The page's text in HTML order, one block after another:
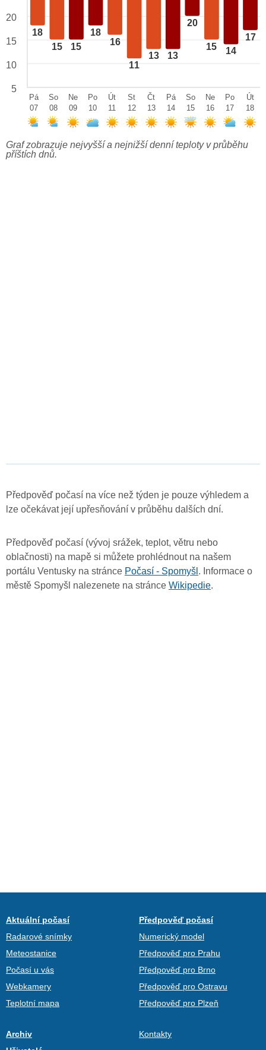
18
15 15
18
16
11
13 13
20
15 14
17
20
15
10
5
Pá
07
So
08
Ne
09
Po
10
Út
11
St
12
Čt
13
Pá
14
So
15
Ne
16
Po
17
Út
18
Graf zobrazuje nejvyšší a nejnižší denní teploty v průběhu
příštích dnů.
Předpověď počasí na více než týden je pouze výhledem a
lze očekávat její upřesňování v průběhu dalších dní.
Předpověď počasí (vývoj srážek, teplot, větru nebo
oblačnosti) na mapě si můžete prohlédnout na našem
portálu Ventusky na stránce Počasí - Spomyšl . Informace o
městě Spomyšl nalezenete na stránce Wikipedie.
Aktuální počasí
Radarové snímky
Meteostanice
Počasí u vás
Webkamery
Teplotní mapa
Předpověď počasí
Numerický model
Předpověď pro Prahu
Předpověď pro Brno
Předpověď pro Ostravu
Předpověď pro Plzeň
Archiv
Kontakty